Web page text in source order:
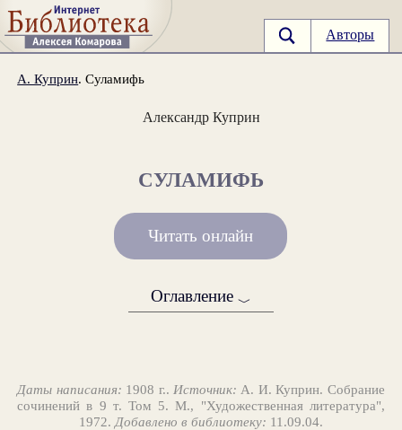
Авторы
А. Куприн. Суламифь
Александр Куприн
СУЛАМИФЬ
Читать онлайн
Оглавление ﹀
Даты написания: 1908 г.. Источник: А. И. Куприн. Собрание
сочинений в 9 т. Том 5. М., "Художественная литература",
1972. Добавлено в библиотеку: 11.09.04.